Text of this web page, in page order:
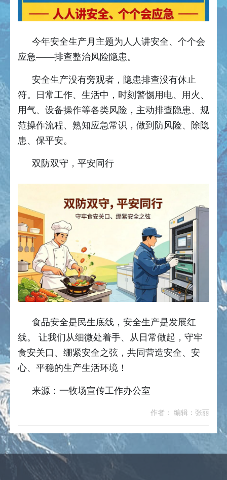
今年安全生产月主题为人人讲安全、个个会
应急——排查整治风险隐患。
安全生产没有旁观者，隐患排查没有休止
符。日常工作、生活中，时刻警惕用电、用火、
用气、设备操作等各类风险，主动排查隐患、规
范操作流程、熟知应急常识，做到防风险、除隐
患、保平安。
双防双守，平安同行
食品安全是民生底线，安全生产是发展红
线。 让我们从细微处着手、从日常做起，守牢
食安关口、绷紧安全之弦，共同营造安全、安
心、平稳的生产生活环境！
来源：一牧场宣传工作办公室
作者： 编辑：张丽